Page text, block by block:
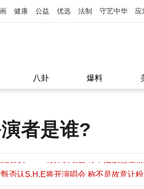
健康 公益 优选 法制 守艺中华 应
八卦 爆料
者是谁?
否认S.H.E将开演唱会 称不是故意让粉
否认S.H.E将开演唱会 称不是故意让